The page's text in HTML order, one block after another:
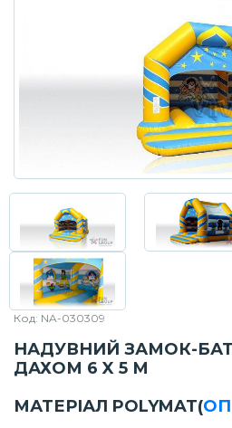
Код: NA-030309
НАДУВНИЙ ЗАМОК-
ДАХОМ 6 X 5 М
МАТЕРІАЛ POLYMAT(